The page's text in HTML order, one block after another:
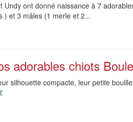
Undy ont donné naissance à 7
) et 3 mâles (1 merle et 2...
adorables chiots
silhouette compacte, leur petite